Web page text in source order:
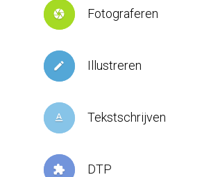
camera Fotograferen
create Illustreren
text_format Tekstschrijven
extension DTP